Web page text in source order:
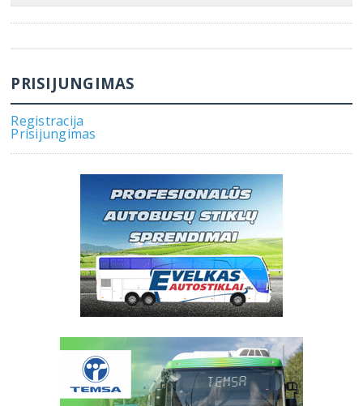
PRISIJUNGIMAS
Registracija
Prisijungimas